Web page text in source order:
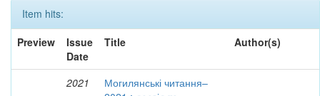
Item hits:
Preview
Issue
Date
Title Author(s)
2021
Могилянські читання–